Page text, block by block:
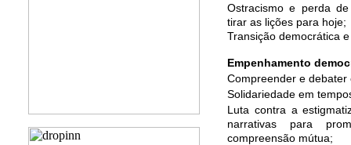
Ostracismo e perda
tirar as lições para hoje;
Transição democrática
Empenhamento
Compreender e debater
Solidariedade em
Luta contra a
narrativas para
compreensão mútua;